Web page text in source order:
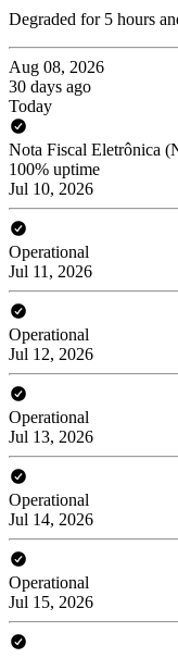
Degraded for 5 hours
Aug 08, 2026
30 days ago
Today
Nota Fiscal Eletrônica
100% uptime
Jul 10, 2026
Operational
Jul 11, 2026
Operational
Jul 12, 2026
Operational
Jul 13, 2026
Operational
Jul 14, 2026
Operational
Jul 15, 2026